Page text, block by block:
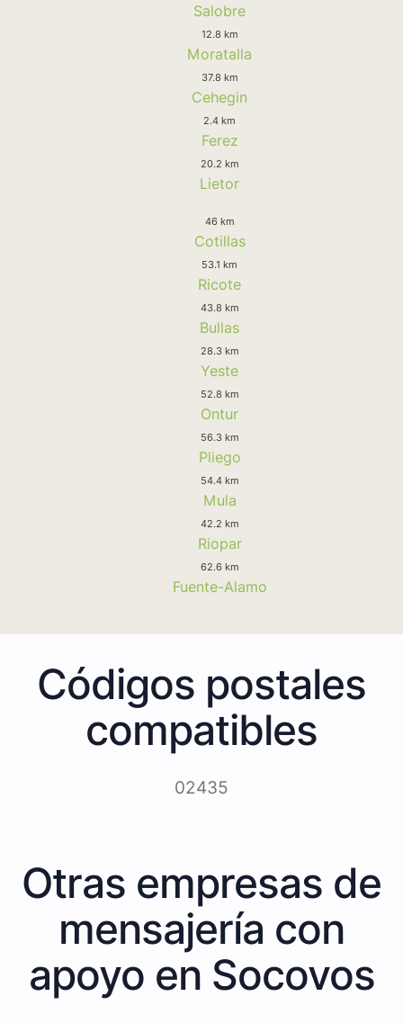
Salobre
12.8 km
Moratalla
37.8 km
Cehegin
2.4 km
Ferez
20.2 km
Lietor
46 km
Cotillas
53.1 km
Ricote
43.8 km
Bullas
28.3 km
Yeste
52.8 km
Ontur
56.3 km
Pliego
54.4 km
Mula
42.2 km
Riopar
62.6 km
Fuente-Alamo
Códigos postales
compatibles
02435
Otras empresas de
mensajería con
apoyo en Socovos